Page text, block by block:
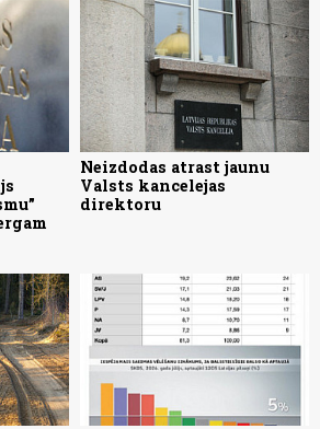
Neizdodas atrast jaunu
Valsts kancelejas
direktoru